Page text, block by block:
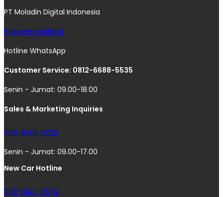
PT Moladin Digital Indonesia
hello@moladin.ai
Hotline WhatsApp
Customer Service: 0812-6688-5535
Senin - Jumat: 09.00-18.00
Sales & Marketing Inquiries
0811-8140-8326
Senin - Jumat: 09.00-17.00
New Car Hotline
0811-8147-0574